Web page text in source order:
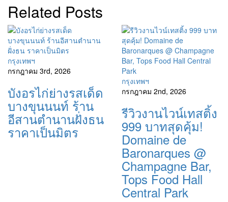
Related Posts
กรุงเทพฯ
กรกฎาคม 3rd, 2026
บังอรไก่ย่างรสเด็ด
บางขุนนนท์ ร้าน
อีสานตำนานฝั่งธน
ราคาเป็นมิตร
กรุงเทพฯ
กรกฎาคม 2nd, 2026
รีวิวงานไวน์เทสติ้ง
999 บาทสุดคุ้ม!
Domaine de
Baronarques @
Champagne Bar,
Tops Food Hall
Central Park